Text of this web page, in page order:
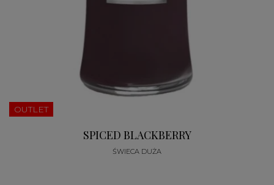
OUTLET
SPICED BLACKBERRY
ŚWIECA DUŻA